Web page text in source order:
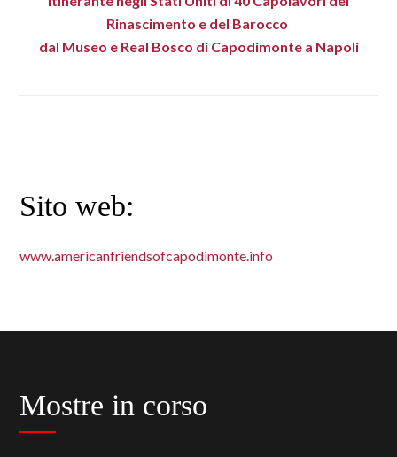
Rinascimento e del Barocco
dal Museo e Real Bosco di Capodimonte a Napoli
Sito web:
www.americanfriendsofcapodimonte.info
Mostre in corso